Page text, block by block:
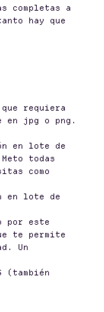
completas a
hay que
requiera
en jpg o png.
en lote de
todas
como
en lote de
por este
te permite
Un
(también